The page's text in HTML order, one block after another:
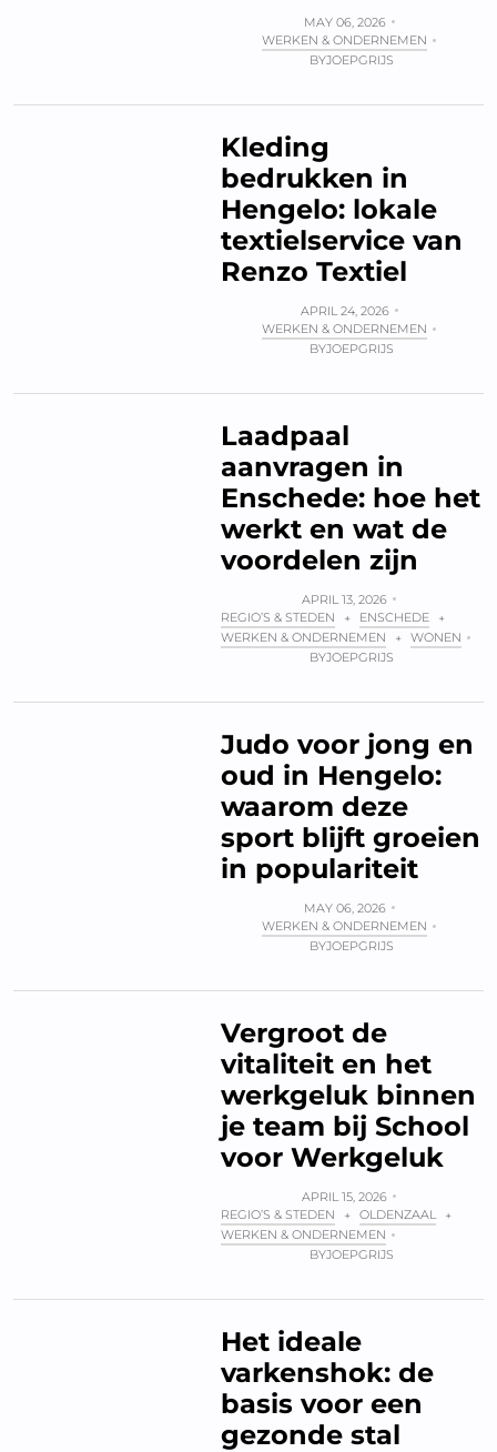
MAY 06, 2026
WERKEN & ONDERNEMEN
BYJOEPGRIJS
Kleding
bedrukken in
Hengelo: lokale
textielservice van
Renzo Textiel
APRIL 24, 2026
WERKEN & ONDERNEMEN
BYJOEPGRIJS
Laadpaal
aanvragen in
Enschede: hoe het
werkt en wat de
voordelen zijn
APRIL 13, 2026
REGIO’S & STEDEN
+ ENSCHEDE
+
WERKEN & ONDERNEMEN
+ WONEN
BYJOEPGRIJS
Judo voor jong en
oud in Hengelo:
waarom deze
sport blijft groeien
in populariteit
MAY 06, 2026
WERKEN & ONDERNEMEN
BYJOEPGRIJS
Vergroot de
vitaliteit en het
werkgeluk binnen
je team bij School
voor Werkgeluk
APRIL 15, 2026
REGIO’S & STEDEN
+ OLDENZAAL
+
WERKEN & ONDERNEMEN
BYJOEPGRIJS
Het ideale
varkenshok: de
basis voor een
gezonde stal